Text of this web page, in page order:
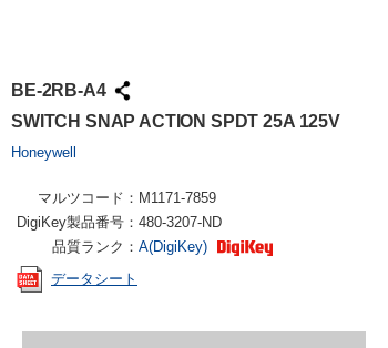
BE-2RB-A4
SWITCH SNAP ACTION SPDT 25A 125V
Honeywell
マルツコード： M1171-7859
DigiKey製品番号： 480-3207-ND
品質ランク： A(DigiKey)
データシート